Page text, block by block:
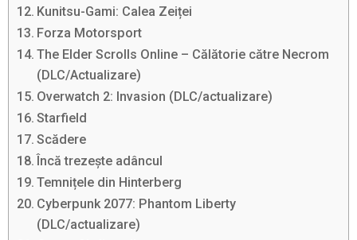
Kunitsu-Gami: Calea Zeiței
Forza Motorsport
The Elder Scrolls Online – Călătorie către Necrom
(DLC/Actualizare)
Overwatch 2: Invasion (DLC/actualizare)
Starfield
Scădere
Încă trezește adâncul
Temnițele din Hinterberg
Cyberpunk 2077: Phantom Liberty
(DLC/actualizare)